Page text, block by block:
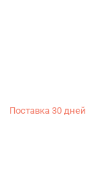
Поставка 30 дней